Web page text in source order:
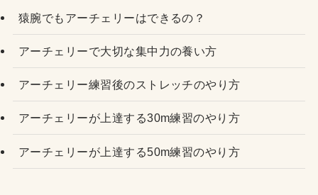
猿腕でもアーチェリーはできるの？
アーチェリーで大切な集中力の養い方
アーチェリー練習後のストレッチのやり方
アーチェリーが上達する30m練習のやり方
アーチェリーが上達する50m練習のやり方